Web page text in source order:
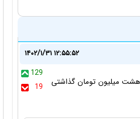
۱۴۰۲/۱/۳۱ ۱۲:۵۵:۵۲
129
19
هشت میلیون تومان گذاشتی